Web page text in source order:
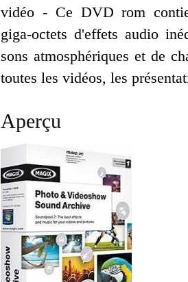
vidéo - Ce DVD rom
giga-octets d'effets audio
sons atmosphériques et de
toutes les vidéos, les
Aperçu